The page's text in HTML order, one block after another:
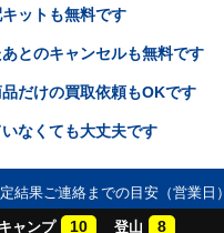
ットも無料です
とのキャンセルも無料です
だけの買取依頼もOKです
なくても大丈夫です
結果ご連絡までの目安（営業日）
キャンプ 10 登山 8